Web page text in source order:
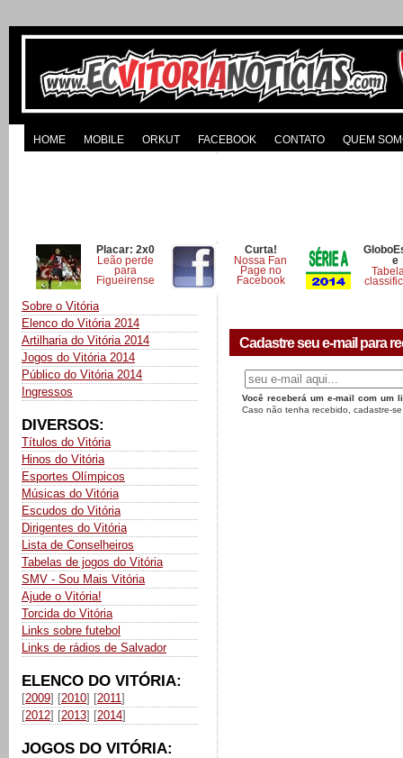
HOME MOBILE ORKUT FACEBOOK CONTATO QUEM
Placar: 2x0
Leão perde
para
Figueirense
Curta!
Nossa Fan
Page no
Facebook
e
Sobre o Vitória
Elenco do Vitória 2014
Artilharia do Vitória 2014
Jogos do Vitória 2014
Público do Vitória 2014
Ingressos
DIVERSOS:
Títulos do Vitória
Hinos do Vitória
Esportes Olímpicos
Músicas do Vitória
Escudos do Vitória
Dirigentes do Vitória
Lista de Conselheiros
Tabelas de jogos do Vitória
SMV - Sou Mais Vitória
Ajude o Vitória!
Torcida do Vitória
Links sobre futebol
Links de rádios de Salvador
ELENCO DO VITÓRIA:
[2009] [2010] [2011]
[2012] [2013] [2014]
JOGOS DO VITÓRIA:
Cadastre seu e-mail para
Você receberá um e-mail com um
Caso não tenha recebido, cadastre-